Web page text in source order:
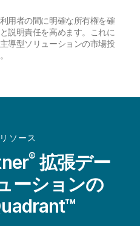
用者の間に明確な所有権を確
説明責任を高めます。これに
導型ソリューションの市場投
ソース
®拡張デー
ーションの